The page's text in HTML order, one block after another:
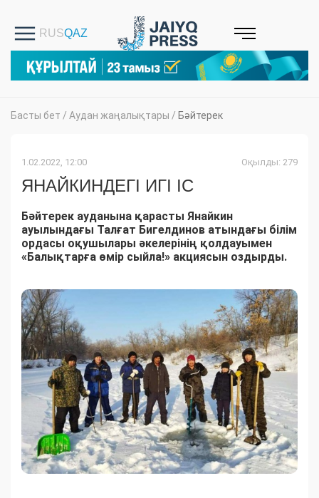
Басты бет / Аудан жаңалықтары / Бәйтерек
1.02.2022, 12:00 Оқылды: 279
ЯНАЙКИНДЕГІ ИГІ ІС
Бәйтерек ауданына қарасты Янайкин
ауылындағы Талғат Бигелдинов атындағы білім
ордасы оқушылары әкелерінің қолдауымен
«Балықтарға өмір сыйла!» акциясын оздырды.